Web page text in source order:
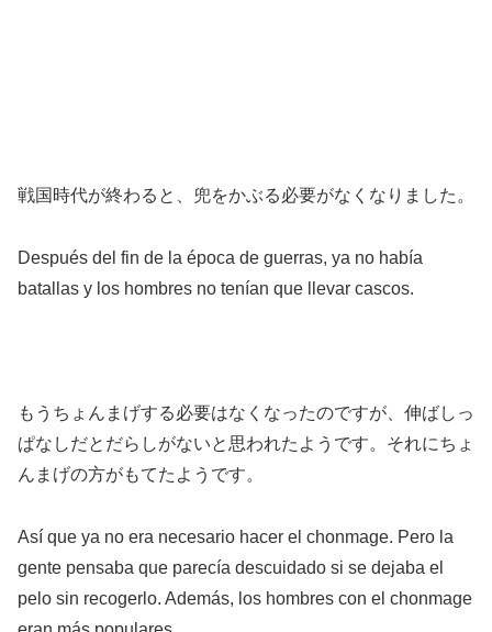
戦国時代が終わると、兜をかぶる必要がなくなりました。
Después del fin de la época de guerras, ya no había
batallas y los hombres no tenían que llevar cascos.
もうちょんまげする必要はなくなったのですが、伸ばしっ
ぱなしだとだらしがないと思われたようです。それにちょ
んまげの方がもてたようです。
Así que ya no era necesario hacer el chonmage. Pero la
gente pensaba que parecía descuidado si se dejaba el
pelo sin recogerlo. Además, los hombres con el chonmage